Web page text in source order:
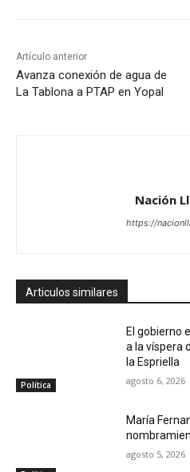
Artículo anterior
Avanza conexión de agua de
La Tablona a PTAP en Yopal
Nación
https://
Articulos similares
Política
El gobierno
a la víspera
la Espriella
agosto 6, 2026
María
agosto 5, 2026